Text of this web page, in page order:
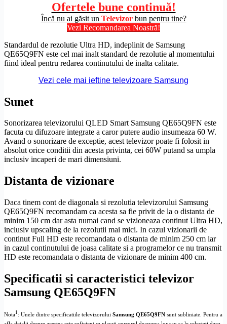
Ofertele bune continuă!
Încă nu ai găsit un Televizor bun pentru tine?
Vezi Recomandarea Noastră!
Standardul de rezolutie Ultra HD, indeplinit de Samsung
QE65Q9FN este cel mai inalt standard de rezolutie al momentului
fiind ideal pentru redarea continutului de inalta calitate.
Vezi cele mai ieftine televizoare Samsung
Sunet
Sonorizarea televizorului QLED Smart Samsung QE65Q9FN este
facuta cu difuzoare integrate a caror putere audio insumeaza 60 W.
Avand o sonorizare de exceptie, acest televizor poate fi folosit in
absolut orice conditii din acesta privinta, cei 60W putand sa umpla
inclusiv incaperi de mari dimensiuni.
Distanta de vizionare
Daca tinem cont de diagonala si rezolutia televizorului Samsung
QE65Q9FN recomandam ca acesta sa fie privit de la o distanta de
minim 150 cm dar asta numai cand se vizioneaza continut Ultra HD,
inclusiv upscaling de la rezolutii mai mici. In cazul vizionarii de
continut Full HD este recomandata o distanta de minim 250 cm iar
in cazul continutului de joasa calitate si a programelor ce nu transmit
HD este recomandata o distanta de vizionare de minim 400 cm.
Specificatii si caracteristici televizor
Samsung QE65Q9FN
Nota1 : Unele dintre specificatiile televizorului Samsung QE65Q9FN sunt subliniate. Pentru a